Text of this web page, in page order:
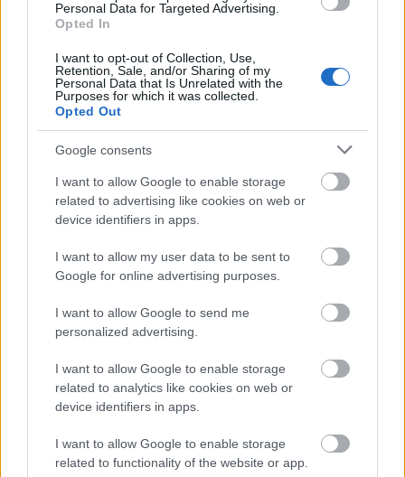
Personal Data for Targeted Advertising.
Opted In
I want to opt-out of Collection, Use,
Retention, Sale, and/or Sharing of my
Personal Data that Is Unrelated with the
Purposes for which it was collected.
Opted Out
Google consents
I want to allow Google to enable storage
related to advertising like cookies on web or
device identifiers in apps.
I want to allow my user data to be sent to
Google for online advertising purposes.
I want to allow Google to send me
personalized advertising.
I want to allow Google to enable storage
related to analytics like cookies on web or
device identifiers in apps.
I want to allow Google to enable storage
related to functionality of the website or app.
logisztikai központ Colas Colas Alterra Zrt.
Elkészült a Liszt Ferenc Repülőtér közelében lévő
logisztikai bázis út- és közműhálózatának fejlesztése
Komplex infrastruktúra-rendszert épített a Colas Alterra Zrt. a
Liszt Ferenc Nemzetközi Repülőtér közelében. A VGP Park
Budapest Aerozone területén megvalósult vízellátó, szenny- és
hálózat kiépítés a legújabb, logisztikai csarnok kiszolgálását
szolgálja.
Látlelet a hazai víziközművekről?
múlt Bicske vízellátása
Épített öröksége megújításával is készül
Mohács a csata ötszázadik
A tengerfenék alatt négy óriáskábellel
Franciaország villamosenergia-
hálózatát